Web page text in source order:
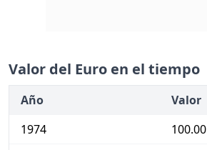
Valor del Euro en el tiempo
Año
Valor
1974
100.00